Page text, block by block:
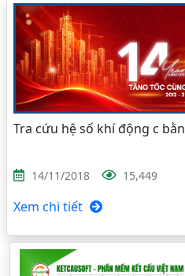
Tra cứu hệ số khí động c
14/11/2018 15,449
Xem chi tiết